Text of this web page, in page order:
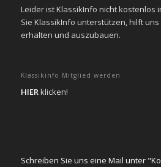
Leider ist KlassikInfo nicht kostenlos
Sie KlassikInfo unterstützen, hilft
erhalten und auszubauen.
Klassikinfo Mitglied werden
HIERklicken!
Schreiben Sie uns eine Mail unter